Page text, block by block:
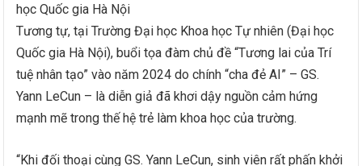
học Quốc gia Hà Nội
Tương tự, tại Trường Đại học Khoa học Tự nhiên (Đại học
Quốc gia Hà Nội), buổi tọa đàm chủ đề “Tương lai của Trí
tuệ nhân tạo” vào năm 2024 do chính “cha đẻ AI” – GS.
Yann LeCun – là diễn giả đã khơi dậy nguồn cảm hứng
mạnh mẽ trong thế hệ trẻ làm khoa học của trường.
“Khi đối thoại cùng GS. Yann LeCun, sinh viên rất phấn khởi